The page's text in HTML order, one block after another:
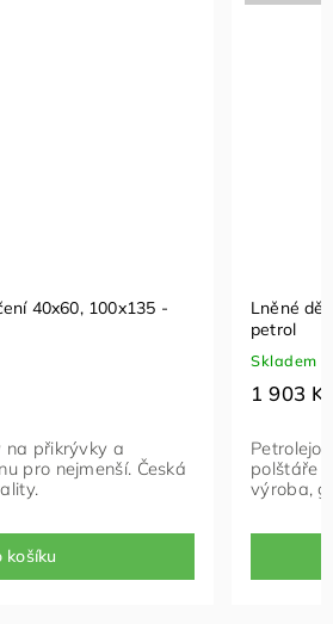
40x60, 100x135 -
košíku
na přikrývky a
pro nejmenší. Česká
Lněné
petrol
Skladem
1 903
polštáře
výroba,